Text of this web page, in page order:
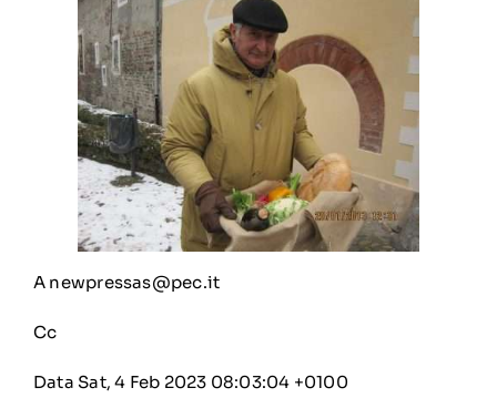
A newpressas@pec.it
Cc
Data Sat, 4 Feb 2023 08:03:04 +0100